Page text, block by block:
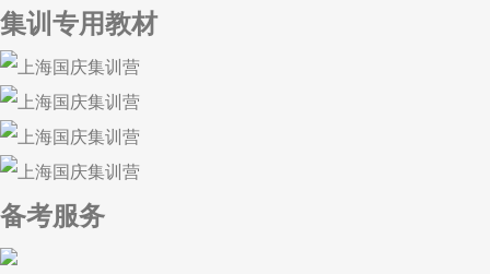
集训专用教材
备考服务